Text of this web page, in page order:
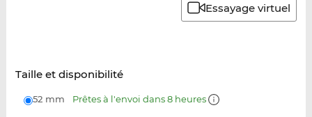
Essayage virtuel
Taille et disponibilité
52 mm Prêtes à l'envoi dans 8 heures